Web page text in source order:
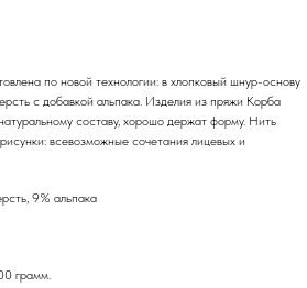
по новой технологии: в хлопковый шнур-основу
с добавкой альпака. Изделия из пряжи Корба
составу, хорошо держат форму. Нить
всевозможные сочетания лицевых и
9% альпака
грамм.